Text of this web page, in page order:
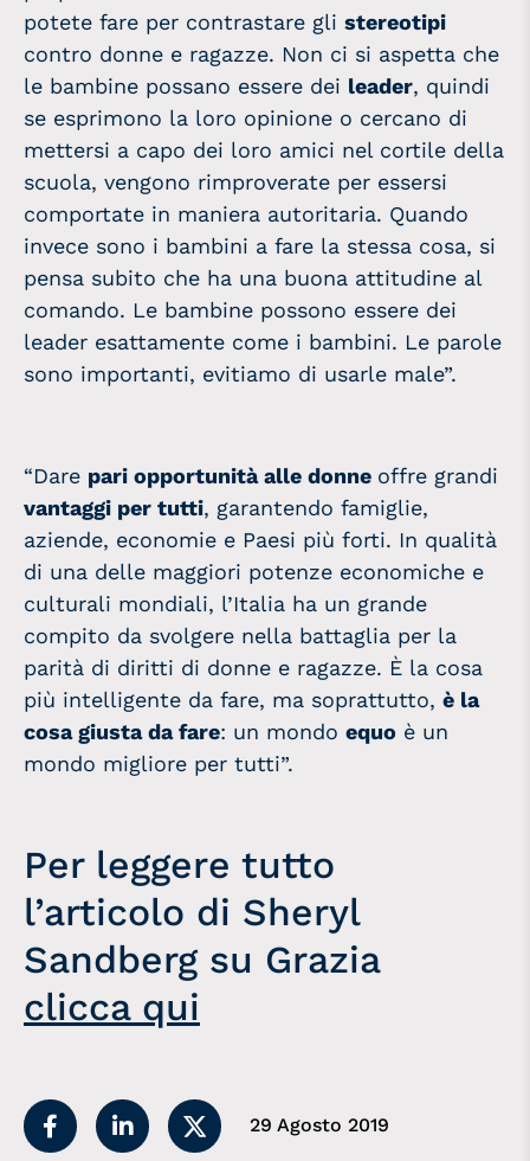
potete fare per contrastare gli stereotipi
contro donne e ragazze. Non ci si aspetta che
le bambine possano essere dei leader, quindi
se esprimono la loro opinione o cercano di
mettersi a capo dei loro amici nel cortile della
scuola, vengono rimproverate per essersi
comportate in maniera autoritaria. Quando
invece sono i bambini a fare la stessa cosa, si
pensa subito che ha una buona attitudine al
comando. Le bambine possono essere dei
leader esattamente come i bambini. Le parole
sono importanti, evitiamo di usarle male”.
“Dare pari opportunità alle donne offre grandi
vantaggi per tutti, garantendo famiglie,
aziende, economie e Paesi più forti. In qualità
di una delle maggiori potenze economiche e
culturali mondiali, l’Italia ha un grande
compito da svolgere nella battaglia per la
parità di diritti di donne e ragazze. È la cosa
più intelligente da fare, ma soprattutto, è la
cosa giusta da fare: un mondo equo è un
mondo migliore per tutti”.
Per leggere tutto
l’articolo di Sheryl
Sandberg su Grazia
clicca qui
29 Agosto 2019